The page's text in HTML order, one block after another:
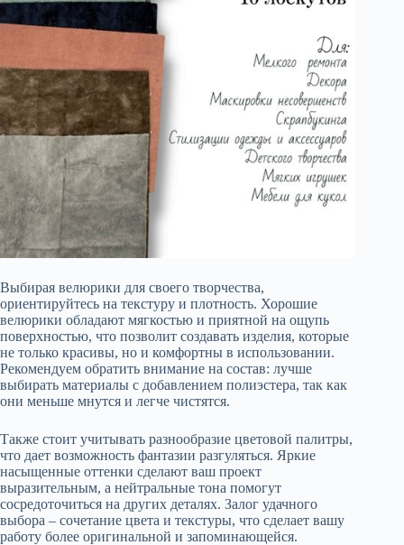
Выбирая велюрики для своего творчества,
ориентируйтесь на текстуру и плотность. Хорошие
велюрики обладают мягкостью и приятной на ощупь
поверхностью, что позволит создавать изделия, которые
не только красивы, но и комфортны в использовании.
Рекомендуем обратить внимание на состав: лучше
выбирать материалы с добавлением полиэстера, так как
они меньше мнутся и легче чистятся.
Также стоит учитывать разнообразие цветовой палитры,
что дает возможность фантазии разгуляться. Яркие
насыщенные оттенки сделают ваш проект
выразительным, а нейтральные тона помогут
сосредоточиться на других деталях. Залог удачного
выбора – сочетание цвета и текстуры, что сделает вашу
работу более оригинальной и запоминающейся.